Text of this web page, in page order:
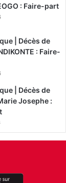
: Faire-part
| Décès de
: Faire-
| Décès de
Josephe :